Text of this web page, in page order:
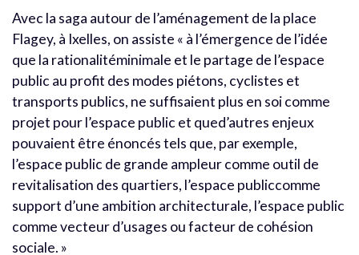
Avec la saga autour de l’aménagement de la place
Flagey, à Ixelles, on assiste « à l’émergence de l’idée
que la rationalitéminimale et le partage de l’espace
public au profit des modes piétons, cyclistes et
transports publics, ne suffisaient plus en soi comme
projet pour l’espace public et qued’autres enjeux
pouvaient être énoncés tels que, par exemple,
l’espace public de grande ampleur comme outil de
revitalisation des quartiers, l’espace publiccomme
support d’une ambition architecturale, l’espace public
comme vecteur d’usages ou facteur de cohésion
sociale. »